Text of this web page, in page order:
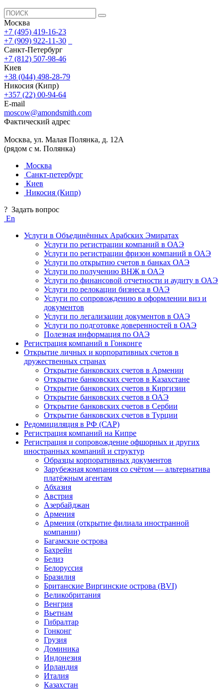
Москва
+7 (495) 419-16-23
+7 (909) 922-11-30
Санкт-Петербург
+7 (812) 507-98-46
Киев
+38 (044) 498-28-79
Никосия (Кипр)
+357 (22) 00-94-64
E-mail
moscow@amondsmith.com
Фактический адрес
Москва, ул. Малая Полянка, д. 12А
(рядом с м. Полянка)
Москва
Санкт-петербург
Киев
Никосия (Кипр)
? Задать вопрос
En
Услуги в Объединённых Арабских Эмиратах
Услуги по регистрации компаний в ОАЭ
Услуги по регистрации фризон компаний в ОАЭ
Услуги по открытию счетов в банках ОАЭ
Услуги по получению ВНЖ в ОАЭ
Услуги по финансовой отчетности и аудиту в ОАЭ
Услуги по релокации бизнеса в ОАЭ
Услуги по сопровождению в оформлении виз и
документов
Услуги по легализации документов в ОАЭ
Услуги по подготовке доверенностей в ОАЭ
Полезная информация по ОАЭ
Регистрация компаний в Гонконге
Открытие личных и корпоративных счетов в
дружественных странах
Открытие банковских счетов в Армении
Открытие банковских счетов в Казахстане
Открытие банковских счетов в Киргизии
Открытие банковских счетов в ОАЭ
Открытие банковских счетов в Сербии
Открытие банковских счетов в Турции
Редомициляция в РФ (САР)
Регистрация компаний на Кипре
Регистрация и сопровождение офшорных и других
иностранных компаний и структур
Образцы корпоративных документов
Зарубежная компания со счётом — альтернатива
платёжным агентам
Абхазия
Австрия
Азербайджан
Армения
Армения (открытие филиала иностранной
компании)
Багамские острова
Бахрейн
Белиз
Белоруссия
Бразилия
Британские Виргинские острова (BVI)
Великобритания
Венгрия
Вьетнам
Гибралтар
Гонконг
Грузия
Доминика
Индонезия
Ирландия
Италия
Казахстан